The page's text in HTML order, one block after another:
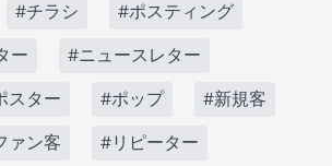
#チラシ #ポスティング
ー #ニュースレター
スター #ポップ #新規客
ァン客 #リピーター